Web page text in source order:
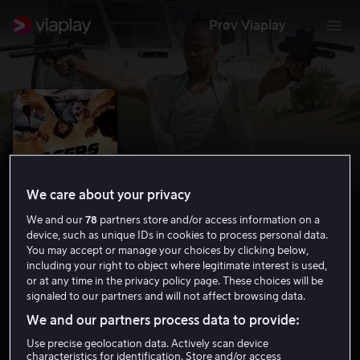
Prøv Viaplay
The Losers
Thriller 1 t 33 min
15 år
We care about your privacy
We and our78 partners store and/or access information on a
device, such as unique IDs in cookies to process personal data.
You may accept or manage your choices by clicking below,
including your right to object where legitimate interest is used,
or at any time in the privacy policy page. These choices will be
signaled to our partners and will not affect browsing data.
We and our partners process data to provide:
Use precise geolocation data. Actively scan device
characteristics for identification. Store and/or access